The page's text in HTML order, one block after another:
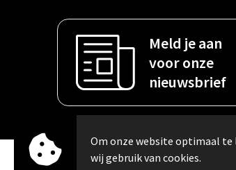
Meld je aan
voor onze
nieuwsbrief
Om onze website optimaal
wij gebruik van cookies.